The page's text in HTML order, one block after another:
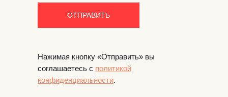
Нажимая кнопку «Отправить» вы
соглашаетесь с политикой
конфиденциальности.
ОТПРАВИТЬ